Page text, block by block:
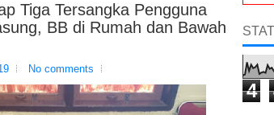
Tiga Tersangka Pengguna
BB di Rumah dan Bawah
No comments
4